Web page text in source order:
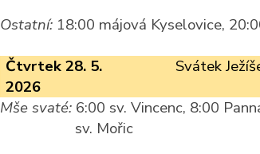
Ostatní:18:00 májová Kyselovice,
Čtvrtek 28. 5.
2026
Svátek
Mše svaté: 6:00 sv. Vincenc, 8:00
sv. Mořic